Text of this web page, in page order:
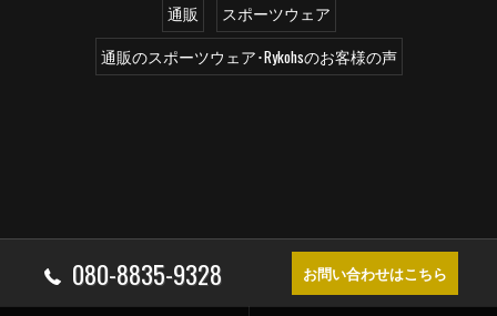
通販
スポーツウェア
通販のスポーツウェア･Rykohsのお客様の声
080-8835-9328 お問い合わせはこちら